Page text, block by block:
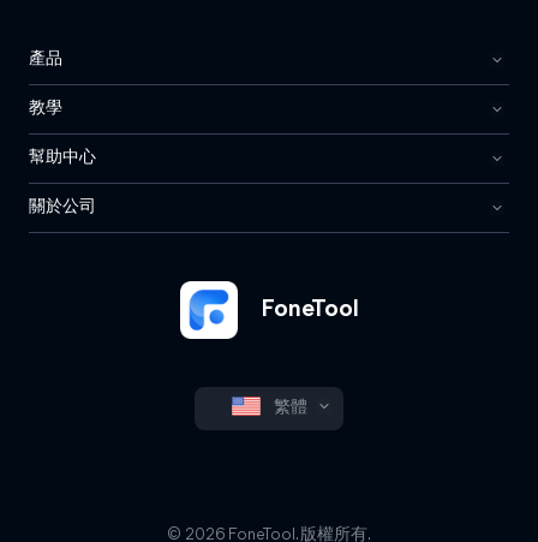
FoneTool
繁體
產品
教學
幫助中心
關於公司
© 2026 FoneTool. 版權所有.